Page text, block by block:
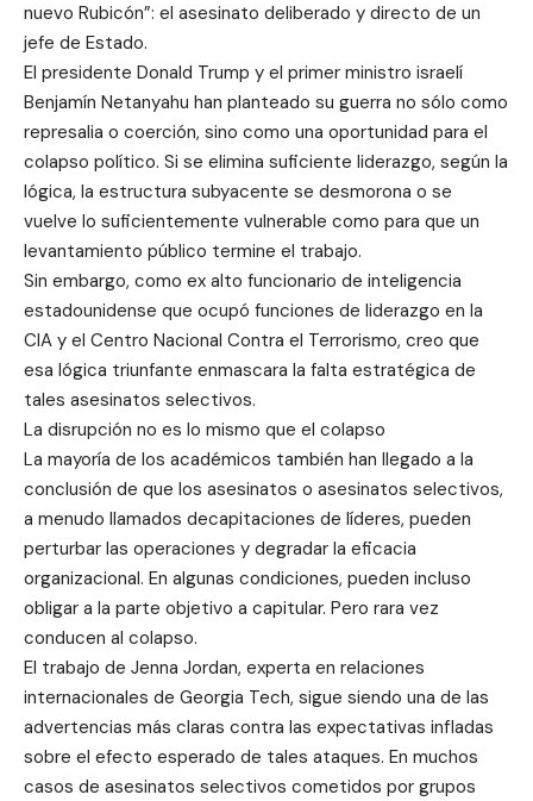
nuevo Rubicón”: el asesinato deliberado y directo de un
jefe de Estado.
El presidente Donald Trump y el primer ministro israelí
Benjamín Netanyahu han planteado su guerra no sólo como
represalia o coerción, sino como una oportunidad para el
colapso político. Si se elimina suficiente liderazgo, según la
lógica, la estructura subyacente se desmorona o se
vuelve lo suficientemente vulnerable como para que un
levantamiento público termine el trabajo.
Sin embargo, como ex alto funcionario de inteligencia
estadounidense que ocupó funciones de liderazgo en la
CIA y el Centro Nacional Contra el Terrorismo, creo que
esa lógica triunfante enmascara la falta estratégica de
tales asesinatos selectivos.
La disrupción no es lo mismo que el colapso
La mayoría de los académicos también han llegado a la
conclusión de que los asesinatos o asesinatos selectivos,
a menudo llamados decapitaciones de líderes, pueden
perturbar las operaciones y degradar la eficacia
organizacional. En algunas condiciones, pueden incluso
obligar a la parte objetivo a capitular. Pero rara vez
conducen al colapso.
El trabajo de Jenna Jordan, experta en relaciones
internacionales de Georgia Tech, sigue siendo una de las
advertencias más claras contra las expectativas infladas
sobre el efecto esperado de tales ataques. En muchos
casos de asesinatos selectivos cometidos por grupos